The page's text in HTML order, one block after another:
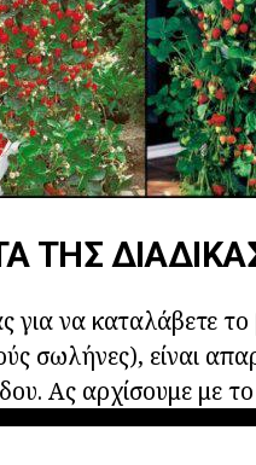
ΤΗΣ
για να καταλάβετε
σωλήνες), είναι
Ας αρχίσουμε με